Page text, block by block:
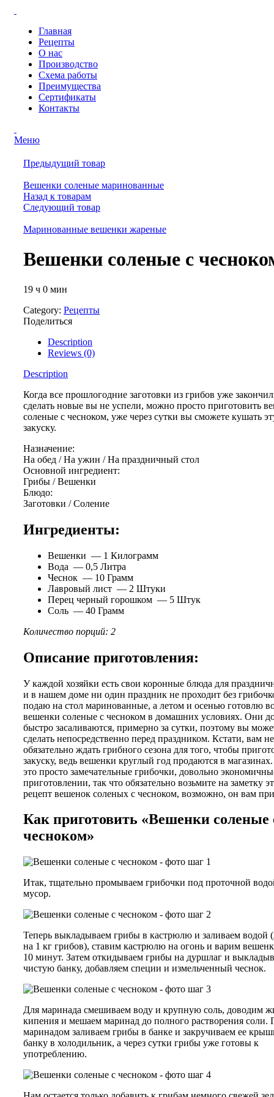
Главная
Рецепты
О нас
Производство
Схема работы
Преимущества
Сертификаты
Контакты
Меню
Предыдущий товар
Вешенки соленые маринованные
Назад к товарам
Следующий товар
Маринованные вешенки жареные
Вешенки соленые с
19 ч 0 мин
Category: Рецепты
Поделиться
Description
Reviews (0)
Description
Когда все прошлогодние заготовки из грибов уже
сделать новые вы не успели, можно просто приготовить
соленые с чесноком, уже через сутки вы сможете кушать
закуску.
Назначение:
На обед /На ужин /На праздничный стол
Основной ингредиент:
Грибы /Вешенки
Блюдо:
Заготовки /Соление
Ингредиенты:
Вешенки — 1 Килограмм
Вода — 0,5 Литра
Чеснок — 10 Грамм
Лавровый лист — 2 Штуки
Перец черный горошком — 5 Штук
Соль — 40 Грамм
Количество порций: 2
Описание приготовления:
У каждой хозяйки есть свои коронные блюда для
и в нашем доме ни один праздник не проходит без
подаю на стол маринованные, а летом и осенью готовлю
вешенки соленые с чесноком в домашних условиях. Они
быстро засаливаются, примерно за сутки, поэтому вы
сделать непосредственно перед праздником. Кстати, вам не
обязательно ждать грибного сезона для того, чтобы
закуску, ведь вешенки круглый год продаются в
это просто замечательные грибочки, довольно
приготовлении, так что обязательно возьмите на заметку
рецепт вешенок соленых с чесноком, возможно, он вам
Как приготовить «Вешенки соленые
чесноком»
Итак, тщательно промываем грибочки под проточной
мусор.
Теперь выкладываем грибы в кастрюлю и заливаем водой
на 1 кг грибов), ставим кастрюлю на огонь и варим
10 минут. Затем откидываем грибы на дуршлаг и
чистую банку, добавляем специи и измельченный чеснок.
Для маринада смешиваем воду и крупную соль, доводим
кипения и мешаем маринад до полного растворения соли.
маринадом заливаем грибы в банке и закручиваем ее
банку в холодильник, а через сутки грибы уже готовы к
употреблению.